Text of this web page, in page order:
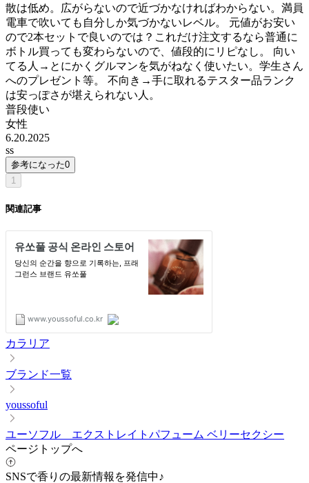
散は低め。広がらないので近づかなければわからない。満員
電車で吹いても自分しか気づかないレベル。 元値がお安い
ので2本セットで良いのでは？これだけ注文するなら普通に
ボトル買っても変わらないので、値段的にリピなし。 向い
てる人→とにかくグルマンを気がねなく使いたい。学生さん
へのプレゼント等。 不向き→手に取れるテスター品ランク
は安っぽさが堪えられない人。
普段使い
女性
6.20.2025
ss
参考になった0
1
関連記事
カラリア
ブランド一覧
youssoful
ユーソフル エクストレイトパフューム ベリーセクシー
ページトップへ
SNSで香りの最新情報を発信中♪